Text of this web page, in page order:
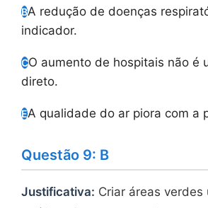
BA redução de doenças
indicador.
CO aumento de hospitais não é
direto.
EA qualidade do ar piora com a
Questão 9: B
Justificativa: Criar áreas verdes